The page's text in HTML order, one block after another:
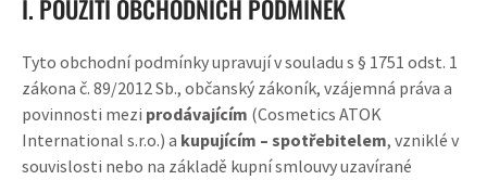
I. POUŽITÍ OBCHODNÍCH PODMÍNEK
Tyto obchodní podmínky upravují v souladu s § 1751 odst. 1
zákona č. 89/2012 Sb., občanský zákoník, vzájemná práva a
povinnosti mezi prodávajícím (Cosmetics ATOK
International s.r.o.) a kupujícím – spotřebitelem, vzniklé v
souvislosti nebo na základě kupní smlouvy uzavírané